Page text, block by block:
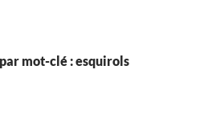
mot-clé : esquirols